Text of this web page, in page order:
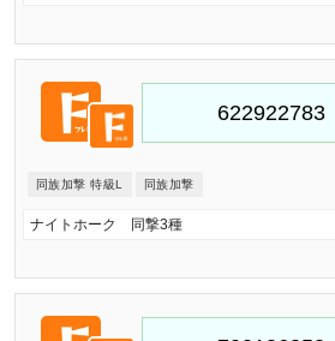
同族加撃 特級L 同族加撃
ナイトホーク 同撃3種